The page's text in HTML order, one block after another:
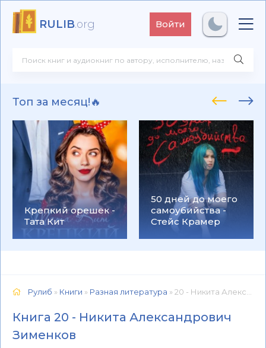
RULIB.org Войти
Топ за месяц!🔥
Крепкий орешек -
Тата Кит
50 дней до моего
самоубийства -
Стейс Крамер
Рулиб » Книги » Разная литература » 20 - Никита Александрович Зименков 📕 - Книга онлайн бесплатно
Книга 20 - Никита Александрович
Зименков